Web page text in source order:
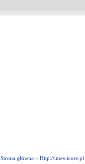
Strona główna » Http://imes-icore.pl